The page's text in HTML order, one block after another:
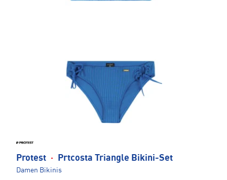
Protest · Prtcosta Triangle Bikini-Set
Damen Bikinis